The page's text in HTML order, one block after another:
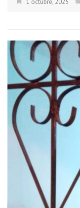
1 octubre, 2025